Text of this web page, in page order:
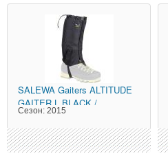
SALEWA Gaiters ALTITUDE
GAITER L BLACK /
Сезон: 2015